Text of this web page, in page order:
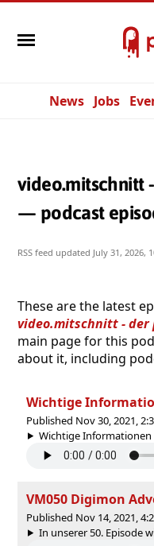
News Jobs
video.mitschnitt
— podcast
RSS feed updated July 31, 2026,
These are the latest
video.mitschnitt - der
main page for this
about it, including
Wichtige
Published Nov 30, 2021,
Wichtige Informationen
VM050 Digimon
Published Nov 14, 2021,
In unserer 50. Episode